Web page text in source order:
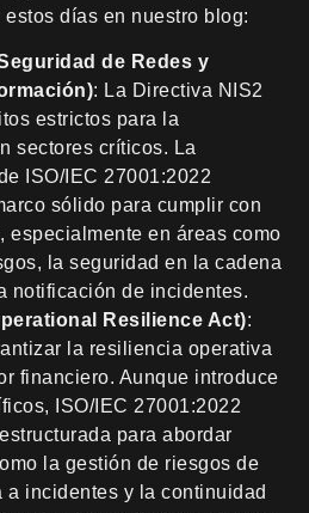
días en nuestro blog:
de Redes y
: La Directiva NIS2
estrictos para la
sectores críticos. La
ISO/IEC 27001:2022
sólido para cumplir con
especialmente en áreas como
la seguridad en la cadena
notificación de incidentes.
Resilience Act):
la resiliencia operativa
financiero. Aunque introduce
ISO/IEC 27001:2022
para abordar
la gestión de riesgos de
a incidentes y la continuidad